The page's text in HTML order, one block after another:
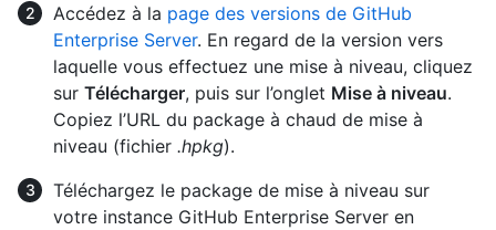
Accédez à la page des versions de GitHub
Enterprise Server. En regard de la version vers
laquelle vous effectuez une mise à niveau, cliquez
sur Télécharger, puis sur l’onglet Mise à niveau.
Copiez l’URL du package à chaud de mise à
niveau (fichier .hpkg).
Téléchargez le package de mise à niveau sur
votre instance GitHub Enterprise Server en